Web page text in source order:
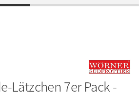
Lätzchen 7er Pack -